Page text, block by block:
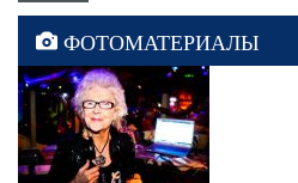
ФОТОМАТЕРИАЛЫ